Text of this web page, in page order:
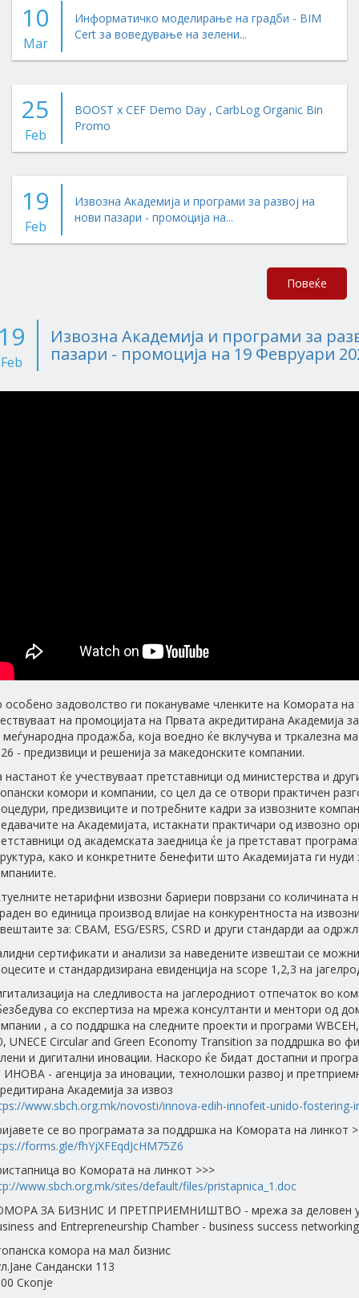
10
Mar
Информатичко моделирање на градби - BIM
Cert за воведување на зелени...
25
Feb
BOOST x CEF Demo Day , CarbLog Organic Bin
Promo
19
Feb
Извозна Академија и програми за развој на
нови пазари - промоција на...
Повеќе
Feb
Извозна Академија и програми за
пазари - промоција на 19 Февруари
особено задоволство ги покануваме членките на Комората на
на промоцијата на Првата акредитирана Академија
меѓународна продажба, која воедно ќе вклучува и тркалезна
- предизвици и решенија за македонските компании.
настанот ќе учествуваат претставници од министерства и
комори и компании, со цел да се отвори практичен
предизвиците и потребните кадри за извозните
на Академијата, истакнати практичари од извозно
од академската заедница ќе ја претстават
како и конкретните бенефити што Академијата ги нуди
нетарифни извозни бариери поврзани со количината
во единица производ влијае на конкурентноста на
за: CBAM, ESG/ESRS, CSRD и други стандарди аа
сертификати и анализи за наведените извештаи се
и стандардизирана евиденција на scope 1,2,3 на
на следливоста на јаглеродниот отпечаток во
со експертиза на мрежа консултанти и ментори од
, а со поддршка на следните проекти и програми
UNECE Circular and Green Economy Transition за поддршка во
и дигитални иновации. Наскоро ќе бидат достапни и
ИНОВА - агенција за иновации, технолошки развој и
Академија за извоз
www.sbch.org.mk/novosti/innova-edih-innofeit-unido-fostering-
се во програмата за поддршка на Комората на линкот
forms.gle/fhYjXFEqdJcHM75Z6
во Комората на линкот >>>
www.sbch.org.mk/sites/default/files/pristapnica_1.doc
ЗА БИЗНИС И ПРЕТПРИЕМНИШТВО - мрежа за деловен
and Entrepreneurship Chamber - business success networking
комора на мал бизнис
Сандански 113
Скопје